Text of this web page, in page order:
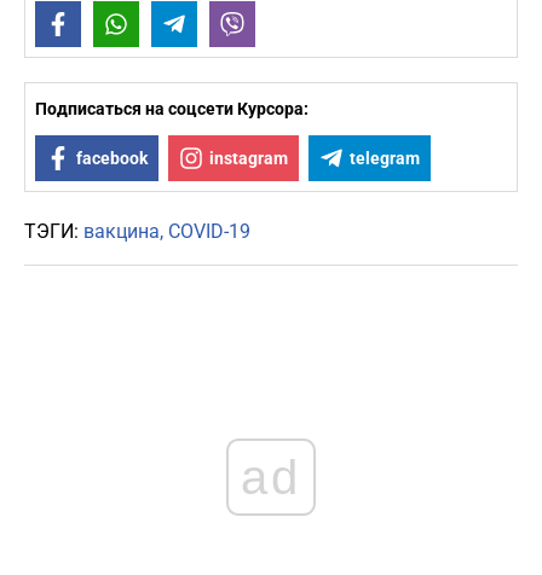
FacebookWhatsAppTelegram
Подписаться на соцсети Курсора:
facebook instagram telegram
ТЭГИ: вакцина COVID-19
ad